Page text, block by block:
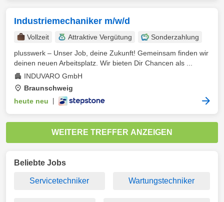
Industriemechaniker m/w/d
Vollzeit Attraktive Vergütung
Sonderzahlung
plusswerk – Unser Job, deine Zukunft! Gemeinsam finden wir
deinen neuen Arbeitsplatz. Wir bieten Dir Chancen als ...
INDUVARO GmbH
Braunschweig
heute neu
WEITERE TREFFER ANZEIGEN
Beliebte Jobs
Servicetechniker Wartungstechniker